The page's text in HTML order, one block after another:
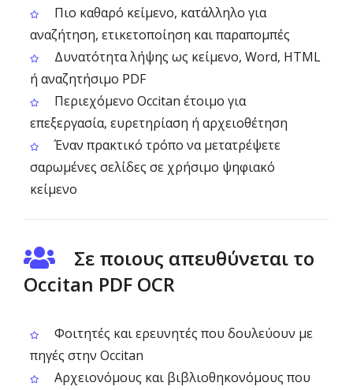
Πιο καθαρό κείμενο, κατάλληλο για
αναζήτηση, ετικετοποίηση και παραπομπές
Δυνατότητα λήψης ως κείμενο, Word, HTML
ή αναζητήσιμο PDF
Περιεχόμενο Occitan έτοιμο για
επεξεργασία, ευρετηρίαση ή αρχειοθέτηση
Έναν πρακτικό τρόπο να μετατρέψετε
σαρωμένες σελίδες σε χρήσιμο ψηφιακό
κείμενο
Σε ποιους απευθύνεται το
Occitan PDF OCR
Φοιτητές και ερευνητές που δουλεύουν με
πηγές στην Occitan
Αρχειονόμους και βιβλιοθηκονόμους που